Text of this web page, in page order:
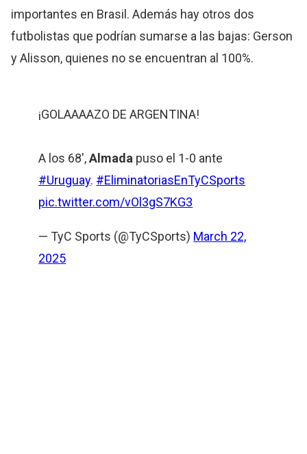
importantes en Brasil. Además hay otros dos
futbolistas que podrían sumarse a las bajas: Gerson
y Alisson, quienes no se encuentran al 100%.
¡GOLAAAAZO DE ARGENTINA!
A los 68',Almada puso el 1-0 ante
#Uruguay. #EliminatoriasEnTyCSports
pic.twitter.com/vOl3gS7KG3
— TyC Sports (@TyCSports) March 22,
2025